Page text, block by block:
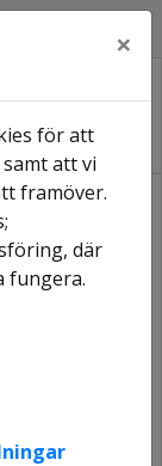
×
för att
att vi
framöver.
där
fungera.